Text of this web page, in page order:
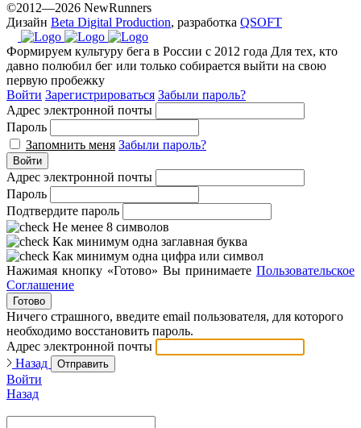
©2012—2026 NewRunners
Дизайн Beta Digital Production, разработка QSOFT
Формируем культуру бега в России с 2012 года Для тех, кто
давно полюбил бег или только собирается выйти на свою
первую пробежку
Войти Зарегистрироваться Забыли пароль?
Адрес электронной почты
Пароль
Запомнить меня Забыли пароль?
Войти
Адрес электронной почты
Пароль
Подтвердите пароль
Не менее 8 символов
Как минимум одна заглавная буква
Как минимум одна цифра или символ
Нажимая кнопку «Готово» Вы принимаете Пользовательское
Соглашение
Готово
Ничего страшного, введите email пользователя, для которого
необходимо восстановить пароль.
Адрес электронной почты
Назад
Отправить
Войти
Назад